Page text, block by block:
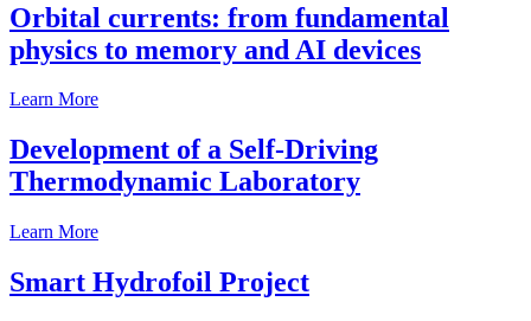
Orbital currents: from fundamental
physics to memory and AI devices
Learn More
Development of a Self-Driving
Thermodynamic Laboratory
Learn More
Smart Hydrofoil Project